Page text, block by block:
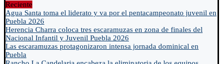
Reciente
Agua Santa toma el liderato y va por el pentacampeonato juvenil en
Puebla 2026
Herencia Charra coloca tres escaramuzas en zona de finales del
Nacional Infantil y Juvenil Puebla 2026
Las escaramuzas protagonizaron intensa jornada dominical en
Puebla